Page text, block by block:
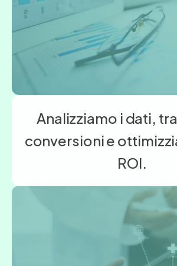
Analizziamo i dati,
conversioni e
ROI.